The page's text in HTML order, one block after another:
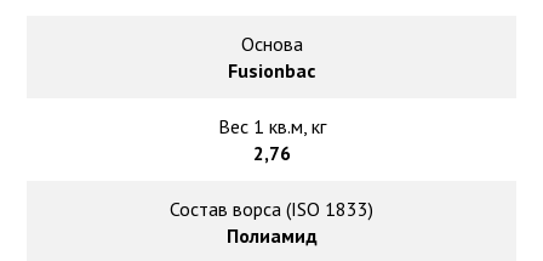
Основа
Fusionbac
Вес 1 кв.м, кг
2,76
Состав ворса (ISO 1833)
Полиамид